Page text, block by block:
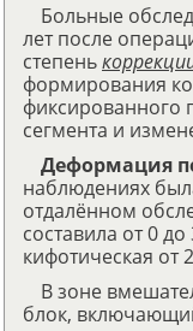
Больные
лет после
степень
формирования
фиксированного
сегмента и
Деформация
наблюдениях
отдалённом
составила от 0
кифотическая от
В зоне
блок,